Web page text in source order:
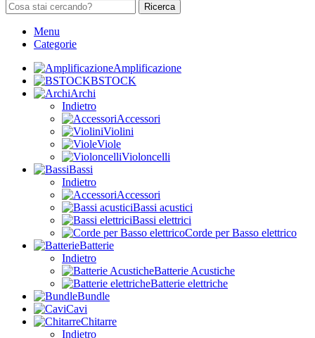
Ricerca
Menu
Categorie
Amplificazione
BSTOCK
Archi
Indietro
Accessori
Violini
Viole
Violoncelli
Bassi
Indietro
Accessori
Bassi acustici
Bassi elettrici
Corde per Basso elettrico
Batterie
Indietro
Batterie Acustiche
Batterie elettriche
Bundle
Cavi
Chitarre
Indietro